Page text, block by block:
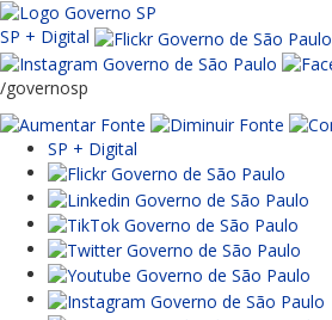
SP + Digital
/governosp
SP + Digital